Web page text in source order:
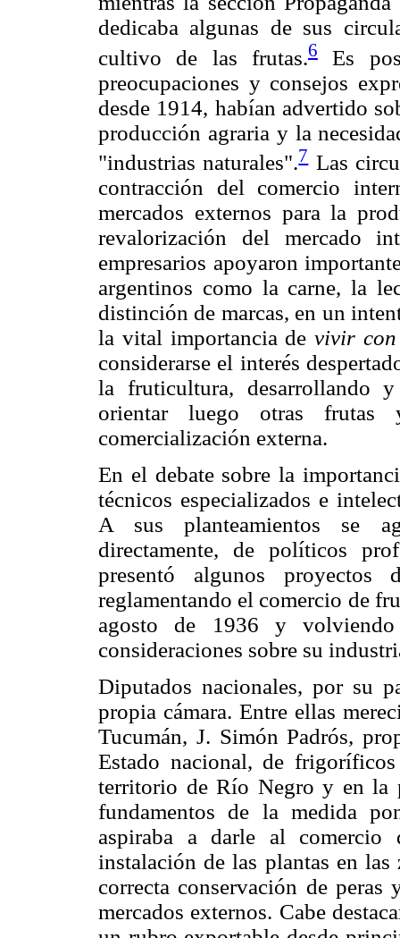
dedicaba algunas de sus
cultivo de las frutas.6Es
preocupaciones y consejos
desde 1914, habían advertido
producción agraria y la
"industrias naturales".7Las
contracción del comercio
mercados externos para la
revalorización del mercado
empresarios apoyaron
argentinos como la carne, la
distinción de marcas, en un
la vital importancia devivir
considerarse el interés
la fruticultura, desarrollando
orientar luego otras frutas
comercialización externa.
En el debate sobre la
técnicos especializados e
A sus planteamientos se
directamente, de políticos
presentó algunos
reglamentando el comercio de
agosto de 1936 y
consideraciones sobre su
Diputados nacionales, por su
propia cámara. Entre ellas
Tucumán, J. Simón Padrós,
Estado nacional, de
territorio de Río Negro y en la
fundamentos de la medida
aspiraba a darle al
instalación de las plantas en las
correcta conservación de
mercados externos. Cabe